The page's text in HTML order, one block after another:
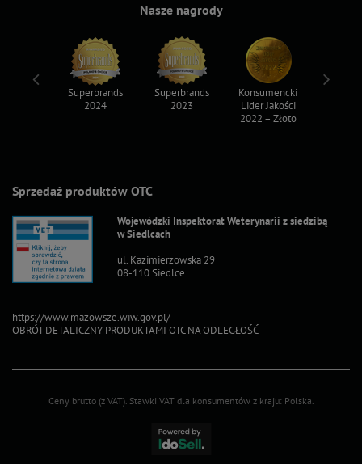
Sprzedaż produktów OTC
Wojewódzki Inspektorat Weterynarii z siedzibą
w Siedlcach
ul. Kazimierzowska 29
08-110 Siedlce
https://www.mazowsze.wiw.gov.pl/
OBRÓT DETALICZNY PRODUKTAMI OTC NA ODLEGŁOŚĆ
Nasze nagrody
Superbrands
2024
Superbrands
2023
Konsumencki
Lider Jakości
2022 – Złoto
Ceny brutto (z VAT). Stawki VAT dla konsumentów z kraju: Polska